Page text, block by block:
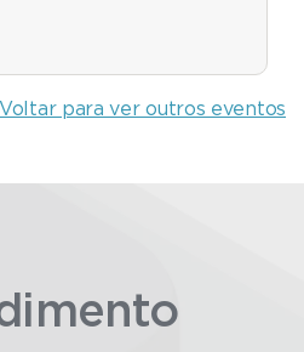
Voltar para ver outros eventos